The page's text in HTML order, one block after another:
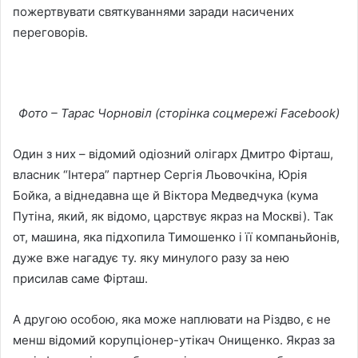
пожертвувати святкуваннями заради насичених
переговорів.
Фото – Тарас Чорновіл (сторінка соцмережі Facebook)
Один з них – відомий одіозний олігарх Дмитро Фірташ,
власник “Інтера” партнер Сергія Льовочкіна, Юрія
Бойка, а віднедавна ще й Віктора Медведчука (кума
Путіна, який, як відомо, царствує якраз на Москві). Так
от, машина, яка підхопила Тимошенко і її компаньйонів,
дуже вже нагадує ту. яку минулого разу за нею
присилав саме Фірташ.
А другою особою, яка може наплювати на Різдво, є не
менш відомий корупціонер-утікач Онищенко. Якраз за